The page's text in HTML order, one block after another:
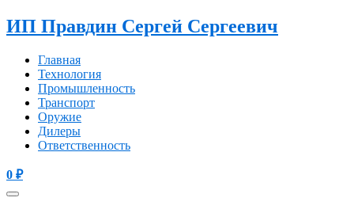
ИП Правдин Сергей Сергеевич
Главная
Технология
Промышленность
Транспорт
Оружие
Дилеры
Ответственность
0 ₽